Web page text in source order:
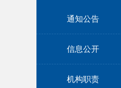
通知公告
信息公开
机构职责